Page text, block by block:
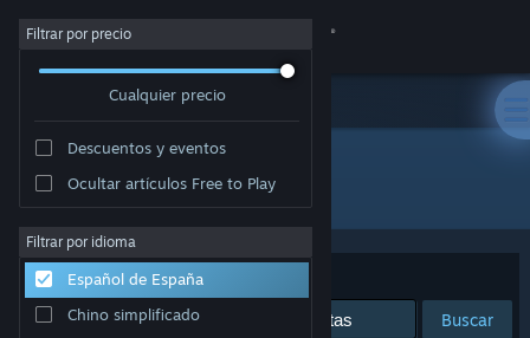
Iniciar sesión
Acerca de
Soporte
Filtrar por precio
Cualquier precio
Descuentos y eventos
Ocultar artículos Free to Play
Filtrar por idioma
Español de España
Chino simplificado
Desarrollador: Gereon Bartel
Ordenar por Relevancia
Buscar